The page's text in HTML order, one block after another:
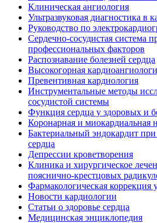
Клиническая ангиология
Ультразвуковая диагностика в
Руководство по
Сердечно-сосудистая система
профессиональных факторов
Распознавание болезней сердца
Высокогорная
Превентивная кардиология
Инструментальные методы
сосудистой системы
Функция сердца у здоровых и
Коронарная и миокардиальная
Бактериальный эндокардит
сердца
Депрессии кроветворения
Клиника и хирургическое
пояснично-крестцовых
Фармакологическая коррекция
Новости кардиологии
Статьи о здоровье сердца
Медицинская энциклопедия